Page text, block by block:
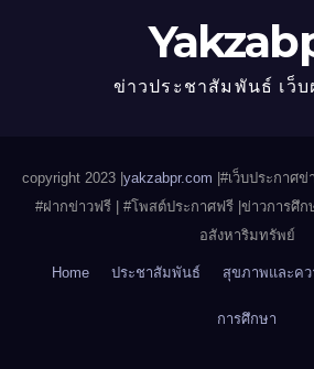
ข่าวประชาสัมพันธ์ เว็บ
copyright 2023 | yakzabpr.com |#เว็บประกาศข่
#ฝากข่าวฟรี | #โพสต์ประกาศฟรี |ข่าวการศึก
อสังหาริมทรัพย์
Home ประชาสัมพันธ์ สุขภาพและคว
การศึกษา